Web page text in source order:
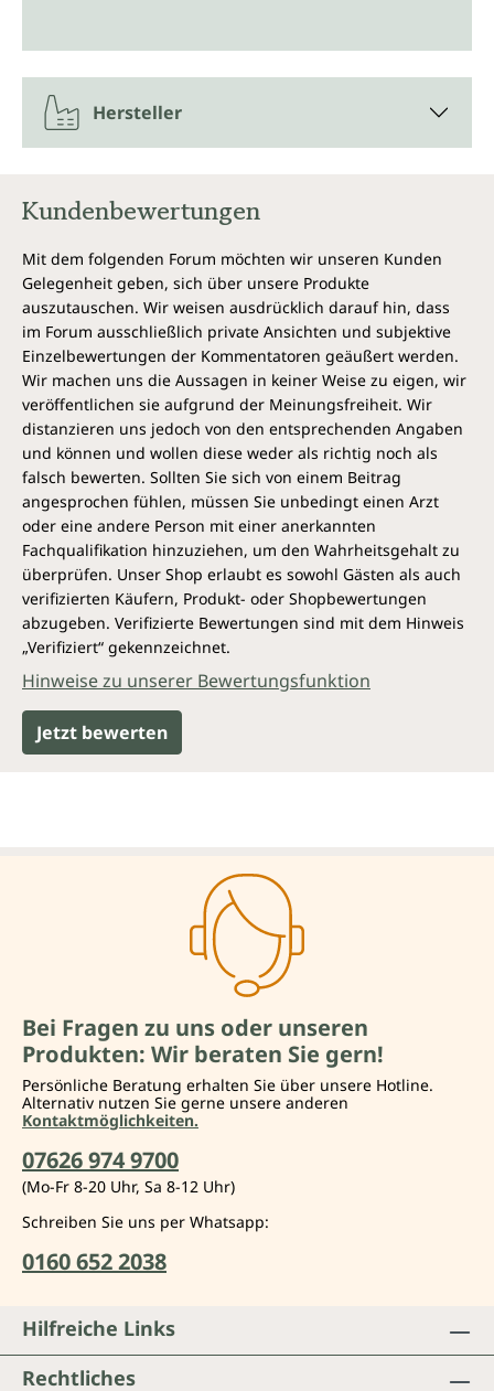
Hersteller
Kundenbewertungen
Mit dem folgenden Forum möchten wir unseren Kunden
Gelegenheit geben, sich über unsere Produkte
auszutauschen. Wir weisen ausdrücklich darauf hin, dass
im Forum ausschließlich private Ansichten und subjektive
Einzelbewertungen der Kommentatoren geäußert werden.
Wir machen uns die Aussagen in keiner Weise zu eigen, wir
veröffentlichen sie aufgrund der Meinungsfreiheit. Wir
distanzieren uns jedoch von den entsprechenden Angaben
und können und wollen diese weder als richtig noch als
falsch bewerten. Sollten Sie sich von einem Beitrag
angesprochen fühlen, müssen Sie unbedingt einen Arzt
oder eine andere Person mit einer anerkannten
Fachqualifikation hinzuziehen, um den Wahrheitsgehalt zu
überprüfen. Unser Shop erlaubt es sowohl Gästen als auch
verifizierten Käufern, Produkt- oder Shopbewertungen
abzugeben. Verifizierte Bewertungen sind mit dem Hinweis
„Verifiziert“ gekennzeichnet.
Hinweise zu unserer Bewertungsfunktion
Jetzt bewerten
Bei Fragen zu uns oder unseren
Produkten: Wir beraten Sie gern!
Persönliche Beratung erhalten Sie über unsere Hotline.
Alternativ nutzen Sie gerne unsere anderen
Kontaktmöglichkeiten.
07626 974 9700
(Mo-Fr 8-20 Uhr, Sa 8-12 Uhr)
Schreiben Sie uns per Whatsapp:
0160 652 2038
Hilfreiche Links
Rechtliches